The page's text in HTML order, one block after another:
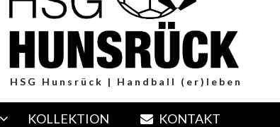
HSG Hunsrück | Handball (er)leben
KOLLEKTION KONTAKT